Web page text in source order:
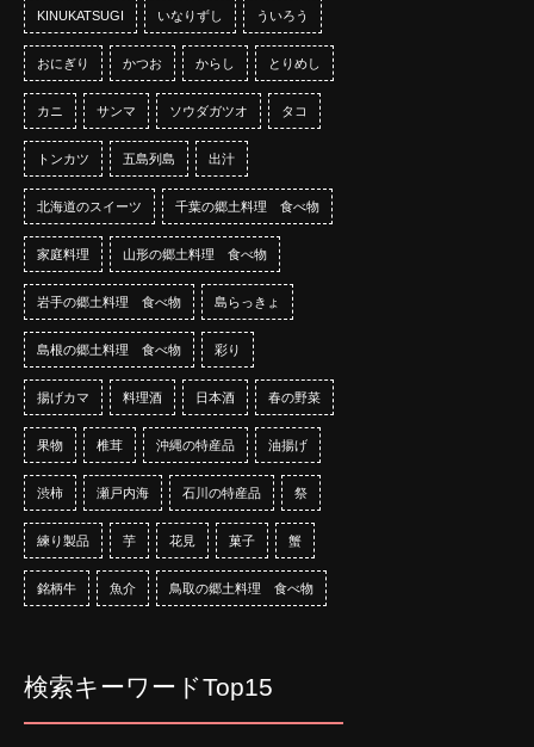
KINUKATSUGI いなりずし ういろう
おにぎり かつお からし とりめし
カニ サンマ ソウダガツオ タコ
トンカツ 五島列島 出汁
北海道のスイーツ 千葉の郷土料理 食べ物
家庭料理 山形の郷土料理 食べ物
岩手の郷土料理 食べ物 島らっきょ
島根の郷土料理 食べ物 彩り
揚げカマ 料理酒 日本酒 春の野菜
果物 椎茸 沖縄の特産品 油揚げ
渋柿 瀬戸内海 石川の特産品 祭
練り製品 芋 花見 菓子 蟹
銘柄牛 魚介 鳥取の郷土料理 食べ物
検索キーワードTop15